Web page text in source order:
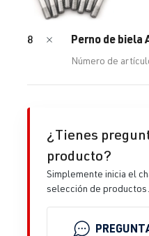
8 Perno de biela
Número de
¿Tienes
producto?
Simplemente inicia el
selección de productos.